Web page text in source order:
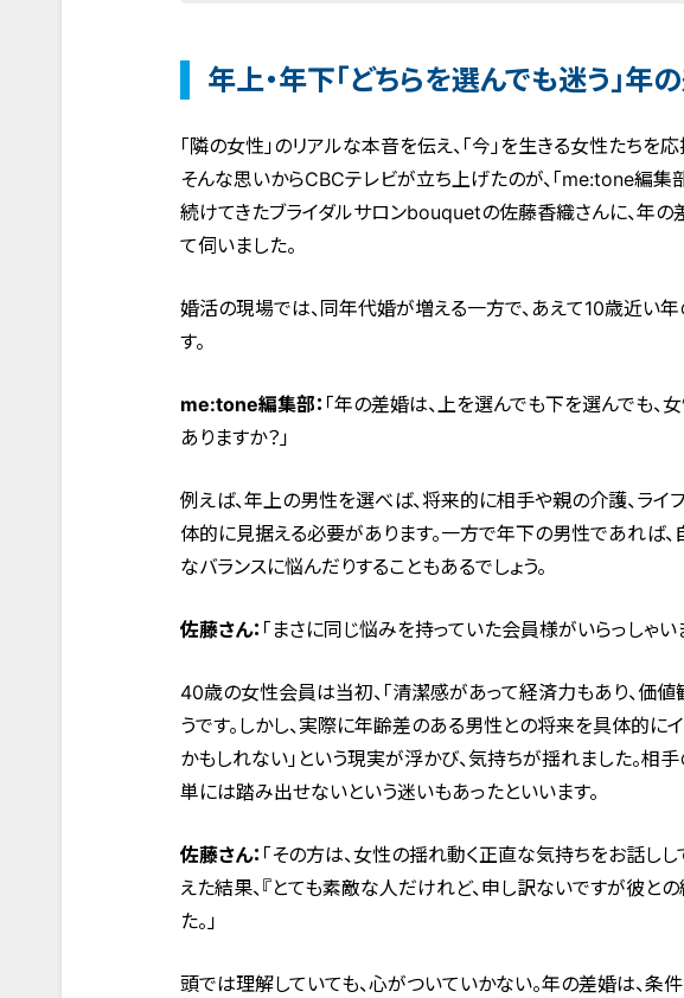
年上・年下「どちらを選んでも迷う」年
「隣の女性」のリアルな本音を伝え、「今」を生きる女性たちを
そんな思いからCBCテレビが立ち上げたのが、「me:tone編集
続けてきたブライダルサロンbouquetの佐藤香織さんに、年
て伺いました。
婚活の現場では、同年代婚が増える一方で、あえて10歳近い
す。
me:tone編集部： 「年の差婚は、上を選んでも下を選んでも、
ありますか？」
例えば、年上の男性を選べば、将来的に相手や親の介護、ライ
体的に見据える必要があります。一方で年下の男性であれば
なバランスに悩んだりすることもあるでしょう。
佐藤さん： 「まさに同じ悩みを持っていた会員様がいらっしゃい
40歳の女性会員は当初、「清潔感があって経済力もあり、価
うです。しかし、実際に年齢差のある男性との将来を具体的に
かもしれない」という現実が浮かび、気持ちが揺れました。相
単には踏み出せないという迷いもあったといいます。
佐藤さん： 「その方は、女性の揺れ動く正直な気持ちをお話し
えた結果、『とても素敵な人だけれど、申し訳ないですが彼と
た。」
頭では理解していても、心がついていかない。年の差婚は、